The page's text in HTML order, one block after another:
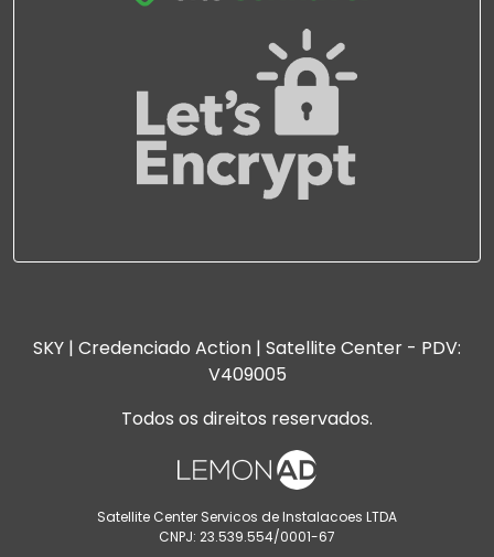
SKY | Credenciado Action | Satellite Center - PDV:
V409005
Todos os direitos reservados.
Satellite Center Servicos de Instalacoes LTDA
CNPJ: 23.539.554/0001-67